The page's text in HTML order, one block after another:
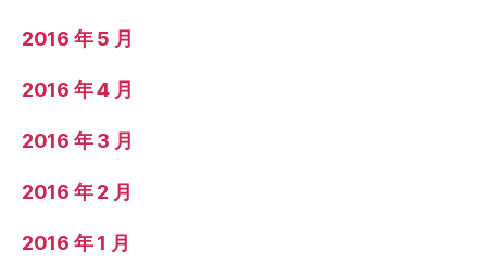
2016 年 5 月
2016 年 4 月
2016 年 3 月
2016 年 2 月
2016 年 1 月